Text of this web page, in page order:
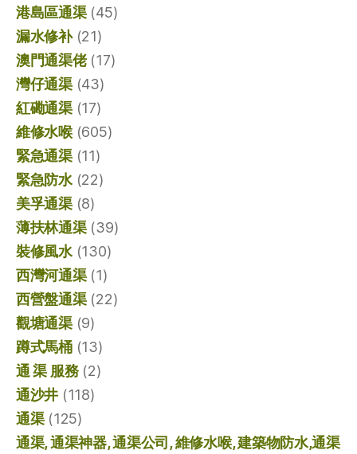
港島區通渠(45)
漏水修补(21)
澳門通渠佬(17)
灣仔通渠(43)
紅磡通渠(17)
維修水喉(605)
緊急通渠(11)
緊急防水(22)
美孚通渠(8)
薄扶林通渠(39)
裝修風水(130)
西灣河通渠(1)
西營盤通渠(22)
觀塘通渠(9)
蹲式馬桶(13)
通 渠 服務(2)
通沙井 (118)
通渠(125)
通渠, 通渠神器, 通渠公司, 維修水喉, 建築物防水,通渠